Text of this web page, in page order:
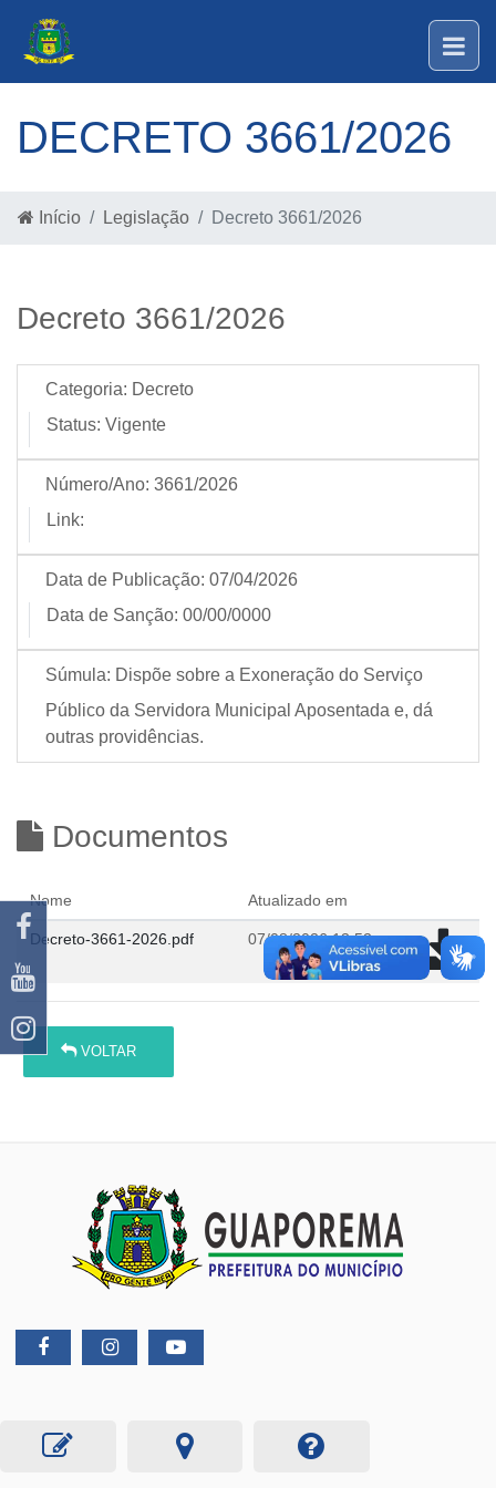
DECRETO 3661/2026
Início Legislação Decreto 3661/2026
Decreto 3661/2026
Categoria: Decreto
Status: Vigente
Número/Ano: 3661/2026
Link:
Data de Publicação: 07/04/2026
Data de Sanção: 00/00/0000
Súmula: Dispõe sobre a Exoneração do Serviço
Público da Servidora Municipal Aposentada e, dá
outras providências.
Documentos
Nome Atualizado em
Decreto-3661-2026.pdf 07/08/2026 13:52
VOLTAR